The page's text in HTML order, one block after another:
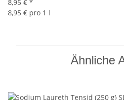
8,95 € *
8,95 € pro 1 l
Ähnliche